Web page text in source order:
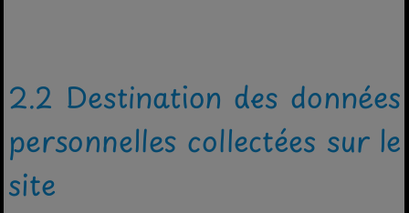
2.2 Destination des données
personnelles collectées sur le
site